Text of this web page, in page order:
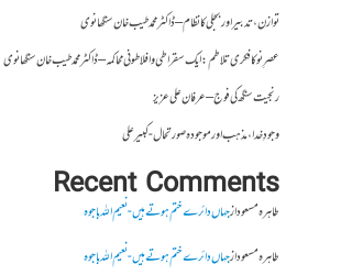
توازن، تدبیر اور بجلی کا نظام – ڈاکٹر محمد طیب خان سنگھانوی
عصرِ نو کا فکری تلاطم: ایک سقراطی و افلاطونی محاکمہ – ڈاکٹر محمد طیب خان سنگھانوی
رنجیت سنگھ کی فوج – عرفان علی عزیز
وجودِ خدا، مذہب اور موجودہ صورتحال- کبیر علی
Recent Comments
طاہرہ مسعودازجہاں دائرے ختم ہوتے ہیں- نعیم اللہ باجوہ
طاہرہ مسعودازجہاں دائرے ختم ہوتے ہیں- نعیم اللہ باجوہ